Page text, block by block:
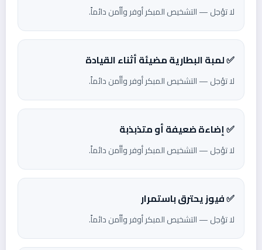
لا تؤجل — التشخيص المبكر أوفر وأأمن دائماً.
✅ لمبة البطارية مضيئة أثناء القيادة
لا تؤجل — التشخيص المبكر أوفر وأأمن دائماً.
✅ إضاءة ضعيفة أو متذبذبة
لا تؤجل — التشخيص المبكر أوفر وأأمن دائماً.
✅ فيوز يحترق باستمرار
لا تؤجل — التشخيص المبكر أوفر وأأمن دائماً.